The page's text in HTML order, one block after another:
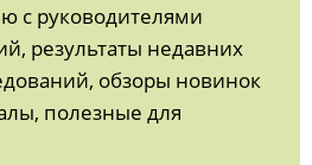
с руководителями
результаты недавних
обзоры новинок
полезные для